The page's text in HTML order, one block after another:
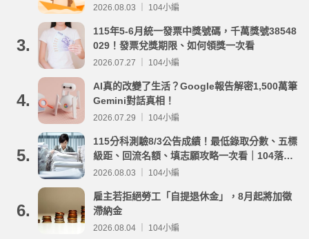
2026.08.03 ｜ 104小編
3.
115年5-6月統一發票中獎號碼，千萬獎號38548
029！發票兌獎期限、如何領獎一次看
2026.07.27 ｜ 104小編
4.
AI真的改變了生活？Google報告解密1,500萬筆
Gemini對話真相！
2026.07.29 ｜ 104小編
5.
115分科測驗8/3公告成績！最低錄取分數、五標
級距、回流名額、填志願攻略一次看｜104落點
分析
2026.08.03 ｜ 104小編
6.
雇主若拒絕勞工「自提退休金」，8月起將加徵
滯納金
2026.08.04 ｜ 104小編